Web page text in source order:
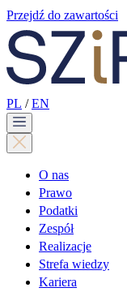
Przejdź do zawartości
PL / EN
O nas
Prawo
Podatki
Zespół
Realizacje
Strefa wiedzy
Kariera